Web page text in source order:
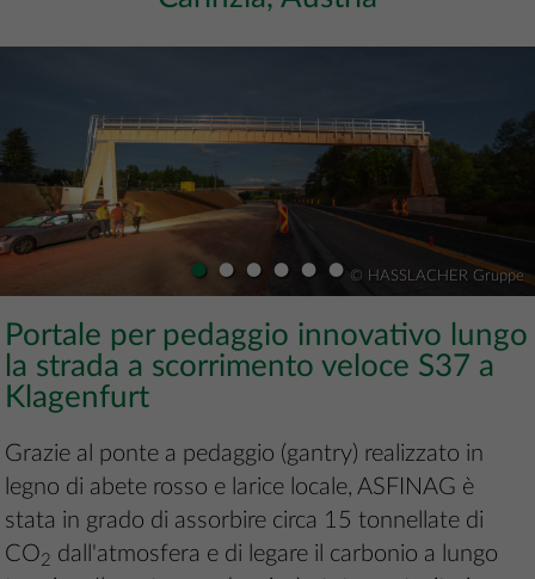
• • • • • • © HASSLACHER Gruppe
Portale per pedaggio innovativo lungo
la strada a scorrimento veloce S37 a
Klagenfurt
Grazie al ponte a pedaggio (gantry) realizzato in
legno di abete rosso e larice locale, ASFINAG è
stata in grado di assorbire circa 15 tonnellate di
CO2 dall'atmosfera e di legare il carbonio a lungo